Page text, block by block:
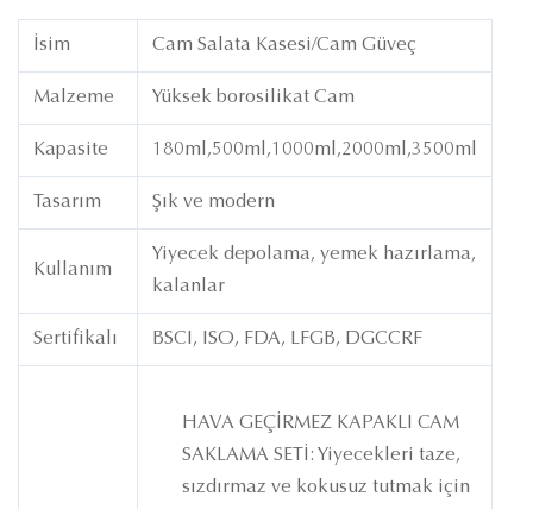
İsim Cam Salata Kasesi/Cam Güveç
Malzeme Yüksek borosilikat Cam
Kapasite 180ml,500ml,1000ml,2000ml,3500ml
Tasarım Şık ve modern
Kullanım
Yiyecek depolama, yemek hazırlama,
kalanlar
Sertifikalı BSCI, ISO, FDA, LFGB, DGCCRF
HAVA GEÇİRMEZ KAPAKLI CAM
SAKLAMA SETİ: Yiyecekleri taze,
sızdırmaz ve kokusuz tutmak için